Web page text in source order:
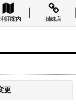
用案内 姉妹店
更